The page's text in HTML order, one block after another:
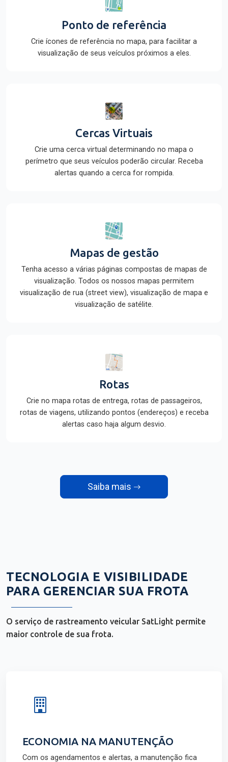
Ponto de referência
Crie ícones de referência no mapa, para facilitar a
visualização de seus veículos próximos a eles.
Cercas Virtuais
Crie uma cerca virtual determinando no mapa o
perímetro que seus veículos poderão circular. Receba
alertas quando a cerca for rompida.
Mapas de gestão
Tenha acesso a várias páginas compostas de mapas de
visualização. Todos os nossos mapas permitem
visualização de rua (street view), visualização de mapa e
visualização de satélite.
Rotas
Crie no mapa rotas de entrega, rotas de passageiros,
rotas de viagens, utilizando pontos (endereços) e receba
alertas caso haja algum desvio.
Saiba mais
TECNOLOGIA E VISIBILIDADE
PARA GERENCIAR SUA FROTA
O serviço de rastreamento veicular SatLight permite
maior controle de sua frota.
ECONOMIA NA MANUTENÇÃO
Com os agendamentos e alertas, a manutenção fica